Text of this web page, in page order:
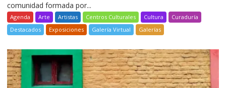
comunidad formada por...
Agenda Arte Artistas Centros Culturales Cultura
Curaduría
Destacados
Exposiciones Galería Virtual Galerías